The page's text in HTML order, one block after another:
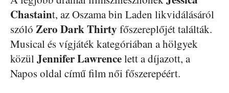
Chastaint, az Oszama bin Laden likvidálásáról
szóló Zero Dark Thirty főszereplőjét találták.
Musical és vígjáték kategóriában a hölgyek
közülJennifer Lawrencelett a díjazott, a
Napos oldal című film női főszerepéért.